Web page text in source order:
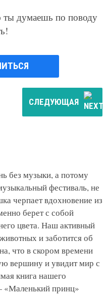
ты думаешь по поводу
СЛЕДУЮЩАЯ
без музыки, а потому
фестиваль, не
черпает вдохновение из
берет с собой
цвета. Наш активный
и заботится об
что в скором времени
вершину и увидит мир с
книга нашего
«Маленький принц»